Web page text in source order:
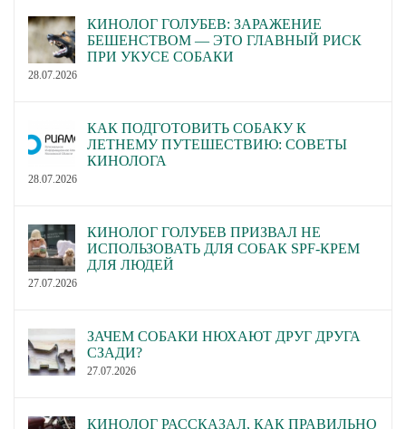
КИНОЛОГ ГОЛУБЕВ: ЗАРАЖЕНИЕ
БЕШЕНСТВОМ — ЭТО ГЛАВНЫЙ РИСК
ПРИ УКУСЕ СОБАКИ
28.07.2026
КАК ПОДГОТОВИТЬ СОБАКУ К
ЛЕТНЕМУ ПУТЕШЕСТВИЮ: СОВЕТЫ
КИНОЛОГА
28.07.2026
КИНОЛОГ ГОЛУБЕВ ПРИЗВАЛ НЕ
ИСПОЛЬЗОВАТЬ ДЛЯ СОБАК SPF-КРЕМ
ДЛЯ ЛЮДЕЙ
27.07.2026
ЗАЧЕМ СОБАКИ НЮХАЮТ ДРУГ ДРУГА
СЗАДИ?
27.07.2026
КИНОЛОГ РАССКАЗАЛ, КАК ПРАВИЛЬНО